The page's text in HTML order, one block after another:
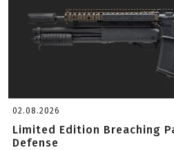
02.08.2026
Limited Edition Breaching
Defense